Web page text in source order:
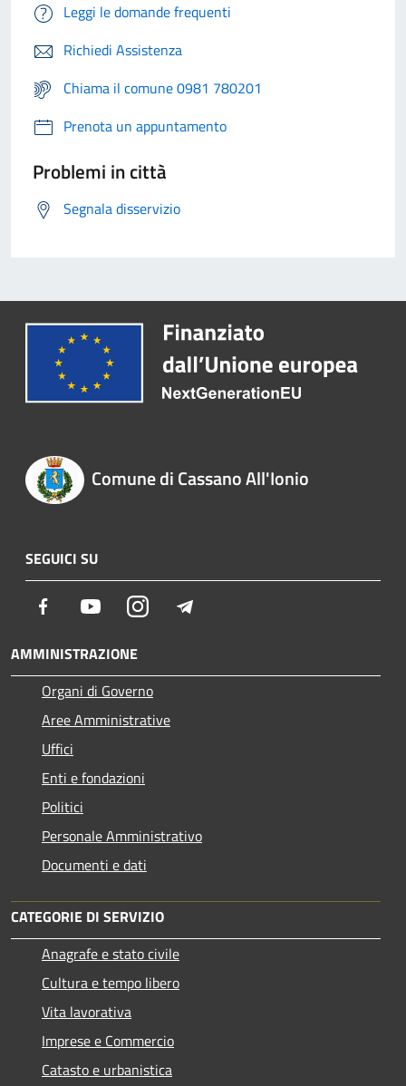
Leggi le domande frequenti
Richiedi Assistenza
Chiama il comune 0981 780201
Prenota un appuntamento
Problemi in città
Segnala disservizio
Comune di Cassano All'Ionio
SEGUICI SU
Facebook YoutubeInstagram
AMMINISTRAZIONE
Organi di Governo
Aree Amministrative
Uffici
Enti e fondazioni
Politici
Personale Amministrativo
Documenti e dati
CATEGORIE DI SERVIZIO
Anagrafe e stato civile
Cultura e tempo libero
Vita lavorativa
Imprese e Commercio
Catasto e urbanistica